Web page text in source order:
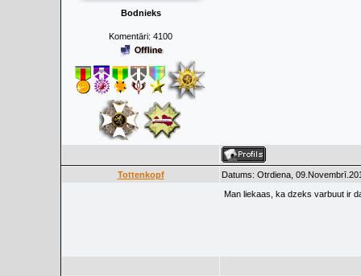
Bodnieks
Komentāri: 4100
Tottenkopf Datums: Otrdiena,
Man liekaas, ka dzeks varbuut ir